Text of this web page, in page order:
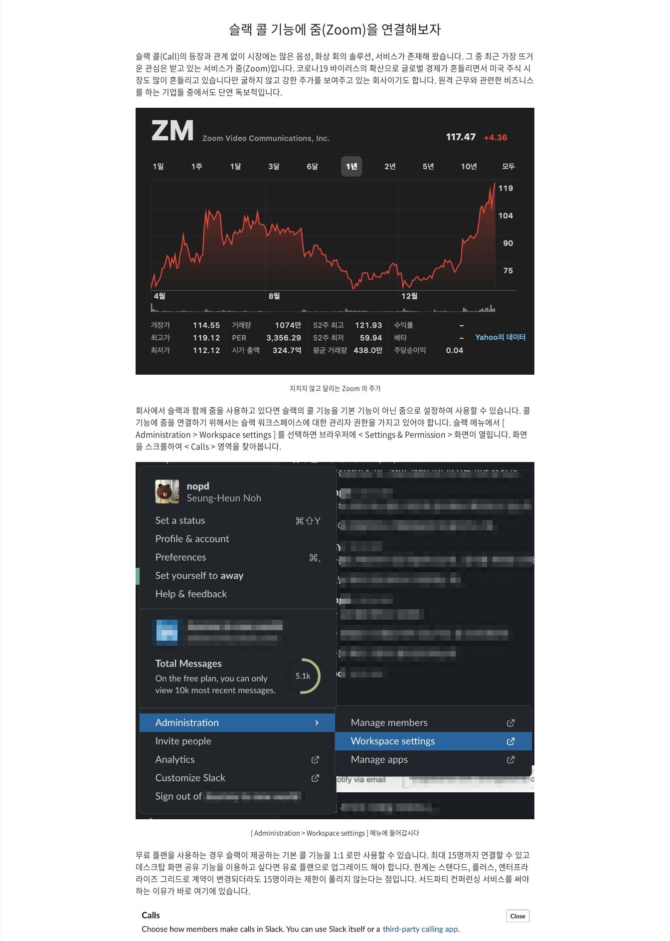
슬랙 콜 기능에 줌(Zoom)을 연결해보자
슬랙 콜(Call)의 등장과 관계 없이 시장에는 많은 음성, 화상 회의 솔루션, 서비스가 존재해 왔습니다. 그 중 최근 가장 뜨거
운 관심은 받고 있는 서비스가 줌(Zoom)입니다. 코로나19 바이러스의 확산으로 글로벌 경제가 흔들리면서 미국 주식 시
장도 많이 흔들리고 있습니다만 굴하지 않고 강한 주가를 보여주고 있는 회사이기도 합니다. 원격 근무와 관련한 비즈니스
를 하는 기업들 중에서도 단연 독보적입니다.
지치지 않고 달리는 Zoom 의 주가
회사에서 슬랙과 함께 줌을 사용하고 있다면 슬랙의 콜 기능을 기본 기능이 아닌 줌으로 설정하여 사용할 수 있습니다. 콜
기능에 줌을 연결하기 위해서는 슬랙 워크스페이스에 대한 관리자 권한을 가지고 있어야 합니다. 슬랙 메뉴에서 [
Administration > Workspace settings ] 를 선택하면 브라우저에 < Settings & Permission > 화면이 열립니다. 화면
을 스크롤하여 < Calls > 영역을 찾아봅니다.
[ Administration > Workspace settings ] 메뉴에 들어갑시다
무료 플랜을 사용하는 경우 슬랙이 제공하는 기본 콜 기능을 1:1 로만 사용할 수 있습니다. 최대 15명까지 연결할 수 있고
데스크탑 화면 공유 기능을 이용하고 싶다면 유료 플랜으로 업그레이드 해야 합니다. 한계는 스탠다드, 플러스, 엔터프라
라이즈 그리드로 계약이 변경되더라도 15명이라는 제한이 풀리지 않는다는 점입니다. 서드파티 컨퍼런싱 서비스를 써야
하는 이유가 바로 여기에 있습니다.